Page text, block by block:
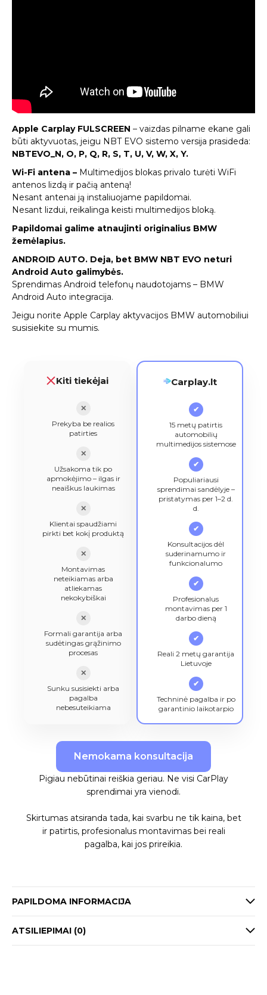
Apple Carplay FULSCREEN – vaizdas pilname ekane gali
būti aktyvuotas, jeigu NBT EVO sistemo versija prasideda:
NBTEVO_N, O, P, Q, R, S, T, U, V, W, X, Y.
Wi-Fi antena – Multimedijos blokas privalo turėti WiFi
antenos lizdą ir pačią anteną!
Nesant antenai ją instaliuojame papildomai.
Nesant lizdui, reikalinga keisti multimedijos bloką.
Papildomai galime atnaujinti originalius BMW
žemėlapius.
ANDROID AUTO. Deja, bet BMW NBT EVO neturi
Android Auto galimybės.
Sprendimas Android telefonų naudotojams – BMW
Android Auto integracija.
Jeigu norite Apple Carplay aktyvacijos BMW automobiliui
susisiekite su mumis.
Kiti tiekėjai
✕
Prekyba be realios
patirties
✕
Užsakoma tik po
apmokėjimo – ilgas ir
neaiškus laukimas
✕
Klientai spaudžiami
pirkti bet kokį produktą
✕
Montavimas
neteikiamas arba
atliekamas
nekokybiškai
✕
Formali garantija arba
sudėtingas grąžinimo
procesas
✕
Sunku susisiekti arba
pagalba
nebesuteikiama
Carplay.lt
✔
15 metų patirtis
automobilių
multimedijos sistemose
✔
Populiariausi
sprendimai sandėlyje –
pristatymas per 1–2 d.
d.
✔
Konsultacijos dėl
suderinamumo ir
funkcionalumo
✔
Profesionalus
montavimas per 1
darbo dieną
✔
Reali 2 metų garantija
Lietuvoje
✔
Techninė pagalba ir po
garantinio laikotarpio
Nemokama konsultacija
Pigiau nebūtinai reiškia geriau. Ne visi CarPlay
sprendimai yra vienodi.
Skirtumas atsiranda tada, kai svarbu ne tik kaina, bet
ir patirtis, profesionalus montavimas bei reali
pagalba, kai jos prireikia.
PAPILDOMA INFORMACIJA
ATSILIEPIMAI (0)